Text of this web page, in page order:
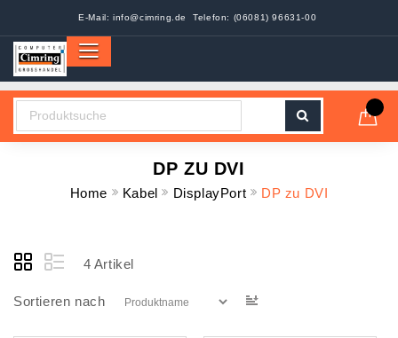
E-Mail: info@cimring.deTelefon: (06081) 96631-00
DP ZU DVI
Home Kabel DisplayPort DP zu DVI
4 Artikel
Sortieren nach